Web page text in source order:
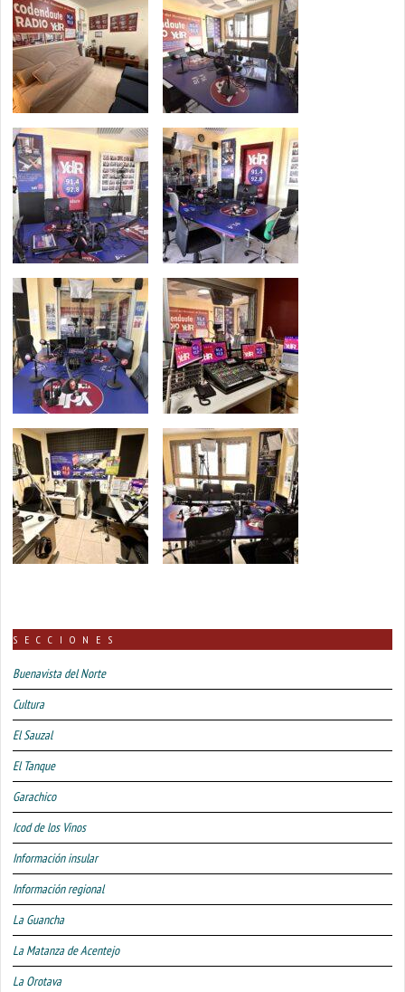
SECCIONES
Buenavista del Norte
Cultura
El Sauzal
El Tanque
Garachico
Icod de los Vinos
Información insular
Información regional
La Guancha
La Matanza de Acentejo
La Orotava